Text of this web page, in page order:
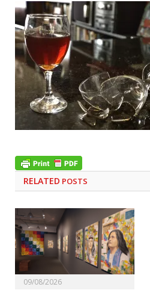
RELATED POSTS
09/08/2026